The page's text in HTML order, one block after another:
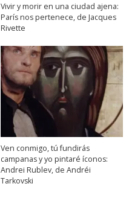
Vivir y morir en una ciudad ajena:
París nos pertenece, de Jacques
Rivette
Ven conmigo, tú fundirás
campanas y yo pintaré íconos:
Andrei Rublev, de Andréi
Tarkovski